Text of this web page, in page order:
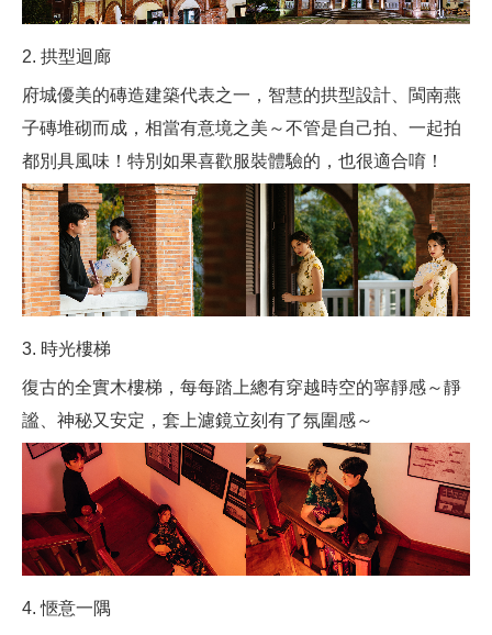
2. 拱型迴廊
府城優美的磚造建築代表之一，智慧的拱型設計、閩南燕
子磚堆砌而成，相當有意境之美～不管是自己拍、一起拍
都別具風味！特別如果喜歡服裝體驗的，也很適合唷！
3. 時光樓梯
復古的全實木樓梯，每每踏上總有穿越時空的寧靜感～靜
謐、神秘又安定，套上濾鏡立刻有了氛圍感～
4. 愜意一隅